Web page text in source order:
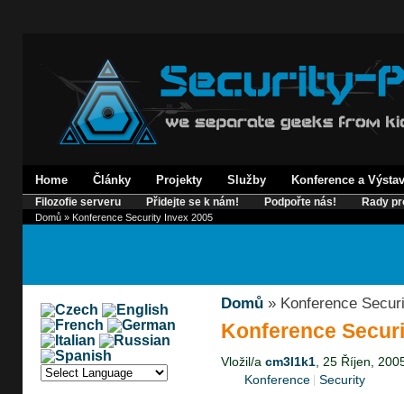
Home Články Projekty Služby Konference a
Filozofie serveru Přidejte se k nám! Podpořte nás! Rady
Domů» Konference Security Invex 2005
Domů» Konference
Konference
Vložil/a cm3l1k1, 25 Říjen,
Konference
Security